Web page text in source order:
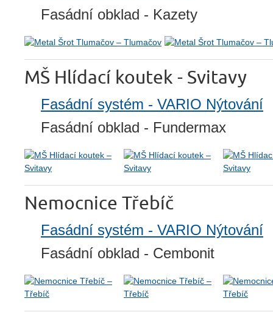
Fasádní obklad - Kazety
MŠ Hlídací koutek - Svitavy
Fasádní systém - VARIO Nýtování
Fasádní obklad - Fundermax
Nemocnice Třebíč
Fasádní systém - VARIO Nýtování
Fasádní obklad - Cembonit